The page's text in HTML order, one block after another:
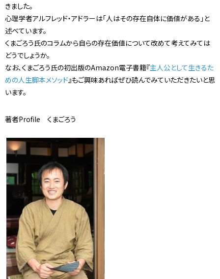
きました。
心理学者アルフレッド・アドラーは「人はその存在自体に価値がある」と
述べています。
くまごろう氏のコラムから自らの存在価値について改めて考えてみては
どうでしょうか。
なお、くまごろう氏の初出版のAmazon電子書籍『主人公として生きるた
めの人生脚本メソッド』もご興味あればぜひ読んでみていただきたいと思
います。
著者Profile くまごろう